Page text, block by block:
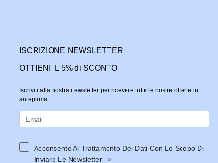
ISCRIZIONE NEWSLETTER
OTTIENI IL 5% di SCONTO
Iscriviti alla nostra newsletter per ricevere tutte le nostre offerte in
anteprima
Acconsento Al Trattamento Dei Dati Con Lo Scopo Di
Inviare Le Newsletter
»